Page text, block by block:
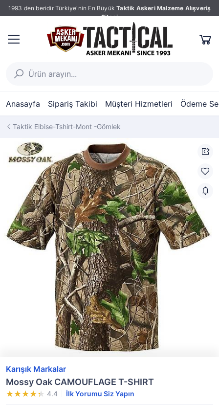
1993 den beridir Türkiye'nin En Büyük Taktik Askeri Malzeme Alışveriş
Sitesi
Anasayfa Sipariş Takibi Müşteri Hizmetleri Ödeme
Taktik Elbise-Tshirt-Mont -Gömlek
Karışık Markalar
Mossy Oak CAMOUFLAGE T-SHIRT
4.4 İlk Yorumu Siz Yapın